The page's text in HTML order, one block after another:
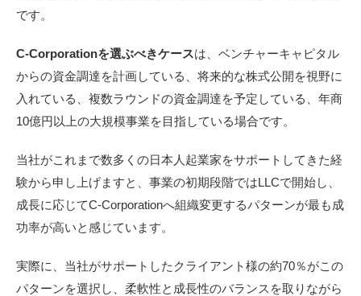
です。
C-Corporationを選ぶべきケースは、ベンチャーキャピタル
からの資金調達を計画している、将来的な株式公開を視野に
入れている、複数ラウンドの資金調達を予定している、年商
10億円以上の大規模事業を目指している場合です。
当社がこれまで数多くの日本人起業家をサポートしてきた経
験から申し上げますと、事業の初期段階ではLLCで開始し、
成長に応じてC-Corporationへ組織変更するパターンが最も成
功率が高いと感じています。
実際に、当社がサポートしたクライアント様の約70％がこの
パターンを選択し、柔軟性と成長性のバランスを取りながら